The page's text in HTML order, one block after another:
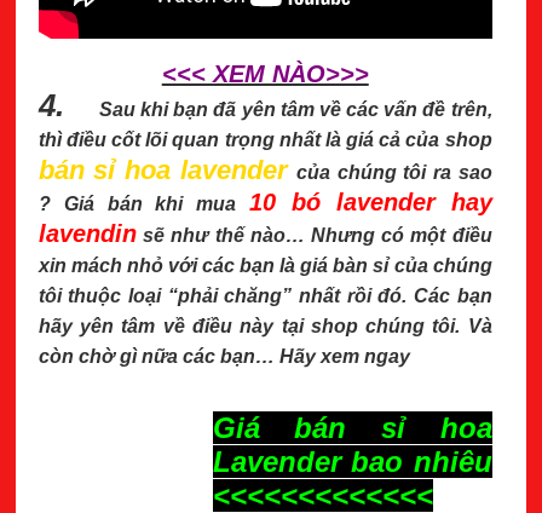
<<< XEM NÀO>>>
4.
Sau khi bạn đã yên tâm về các vấn đề trên,
thì điều cốt lõi quan trọng nhất là giá cả của shop
bán sỉ hoa lavender của chúng tôi ra sao
? Giá bán khi mua10 bó lavender hay
lavendinsẽ như thế nào… Nhưng có một điều
xin mách nhỏ với các bạn là giá bàn sỉ của chúng
tôi thuộc loại “phải chăng” nhất rồi đó. Các bạn
hãy yên tâm về điều này tại shop chúng tôi. Và
còn chờ gì nữa các bạn… Hãy xem ngay
Giá bán sỉ hoa
Lavender bao nhiêu
<<<<<<<<<<<<<